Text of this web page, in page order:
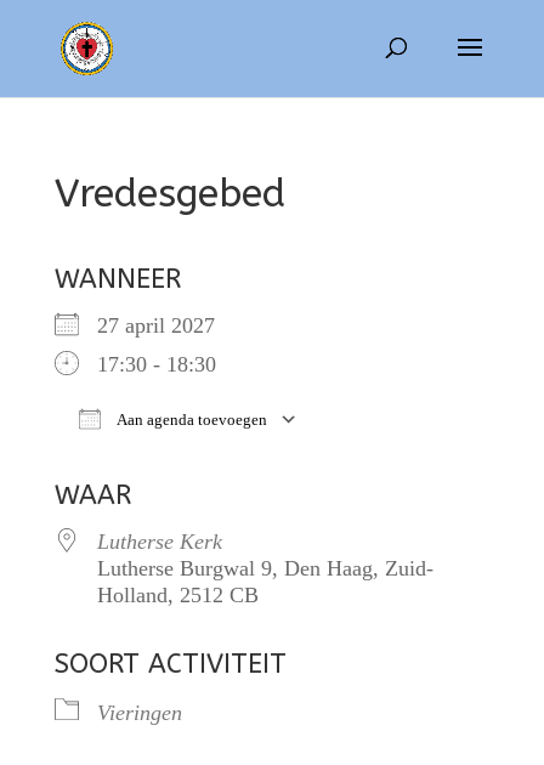
Vredesgebed
WANNEER
27 april 2027
17:30 - 18:30
Aan agenda toevoegen
WAAR
Lutherse Kerk
Lutherse Burgwal 9, Den Haag, Zuid-
Holland, 2512 CB
SOORT ACTIVITEIT
Vieringen